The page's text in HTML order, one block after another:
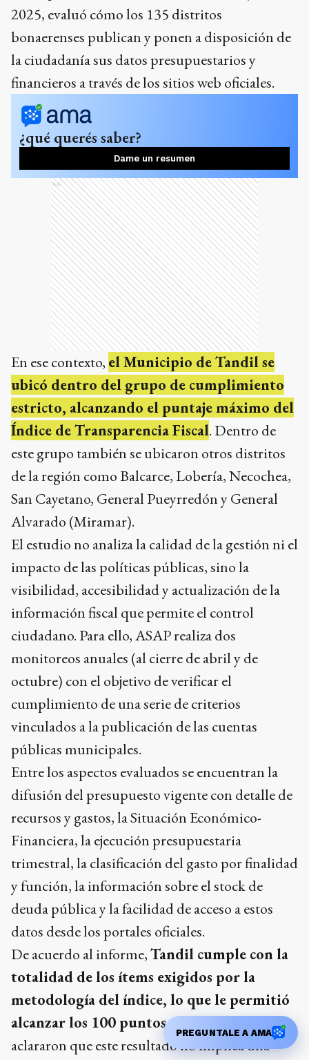
2025, evaluó cómo los 135 distritos
bonaerenses publican y ponen a disposición de
la ciudadanía sus datos presupuestarios y
financieros a través de los sitios web oficiales.
¿qué querés saber?
Dame un resumen
Ads
En ese contexto, el Municipio de Tandil se
ubicó dentro del grupo de cumplimiento
estricto, alcanzando el puntaje máximo del
Índice de Transparencia Fiscal. Dentro de
este grupo también se ubicaron otros distritos
de la región como Balcarce, Lobería, Necochea,
San Cayetano, General Pueyrredón y General
Alvarado (Miramar).
El estudio no analiza la calidad de la gestión ni el
impacto de las políticas públicas, sino la
visibilidad, accesibilidad y actualización de la
información fiscal que permite el control
ciudadano. Para ello, ASAP realiza dos
monitoreos anuales (al cierre de abril y de
octubre) con el objetivo de verificar el
cumplimiento de una serie de criterios
vinculados a la publicación de las cuentas
públicas municipales.
Entre los aspectos evaluados se encuentran la
difusión del presupuesto vigente con detalle de
recursos y gastos, la Situación Económico-
Financiera, la ejecución presupuestaria
trimestral, la clasificación del gasto por finalidad
y función, la información sobre el stock de
deuda pública y la facilidad de acceso a estos
datos desde los portales oficiales.
De acuerdo al informe,Tandil cumple con la
totalidad de los ítems exigidos por la
metodología del índice, lo que le permitió
alcanzar los 100 puntos. Desde ASAP
aclararon que este resultado no implica una
PREGUNTALE A AMA